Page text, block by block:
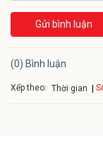
Gửi bình luận
(0) Bình luận
Xếp theo: Thời gian